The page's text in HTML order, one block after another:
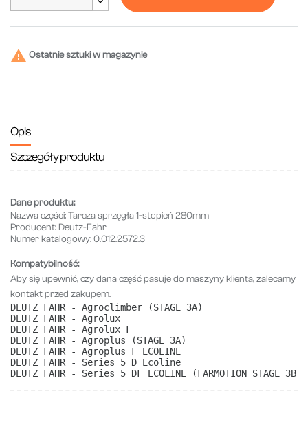
 Ostatnie sztuki w magazynie
Opis
Szczegóły produktu
Dane produktu:
Nazwa części:Tarcza sprzęgła 1-stopień 280mm
Producent: Deutz-Fahr
Numer katalogowy:0.012.2572.3
Kompatybilność:
Aby się upewnić, czy dana część pasuje do maszyny klienta, zalecamy
kontakt przed zakupem.
DEUTZ FAHR - Agroclimber (STAGE 3A)
DEUTZ FAHR - Agrolux
DEUTZ FAHR - Agrolux F
DEUTZ FAHR - Agroplus (STAGE 3A)
DEUTZ FAHR - Agroplus F ECOLINE
DEUTZ FAHR - Series 5 D Ecoline
DEUTZ FAHR - Series 5 DF ECOLINE (FARMOTION STAGE 3B)